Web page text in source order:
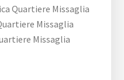
Quartiere Missaglia
Missaglia
Missaglia